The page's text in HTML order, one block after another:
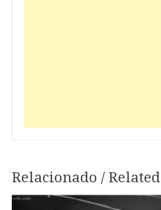
Relacionado / Related
Navegação